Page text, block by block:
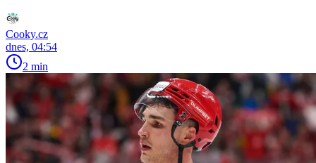
Cooky.cz
dnes, 04:54
2 min